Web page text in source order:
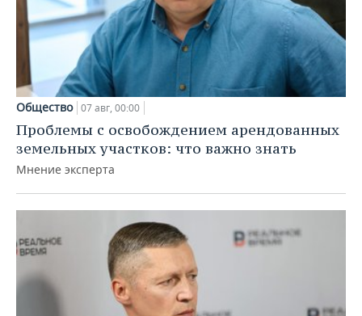
Общество 07 авг, 00:00
Проблемы с освобождением арендованных
земельных участков: что важно знать
Мнение эксперта